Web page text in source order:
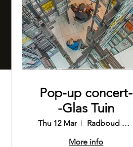
Pop-up concert-
-Glas Tuin
Thu 12 Mar
Radboud University Medical Center
More info